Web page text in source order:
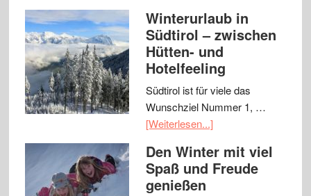
Winterurlaub in
Südtirol – zwischen
Hütten- und
Hotelfeeling
Südtirol ist für viele das
Wunschziel Nummer 1, …
[Weiterlesen...]
Den Winter mit viel
Spaß und Freude
genießen